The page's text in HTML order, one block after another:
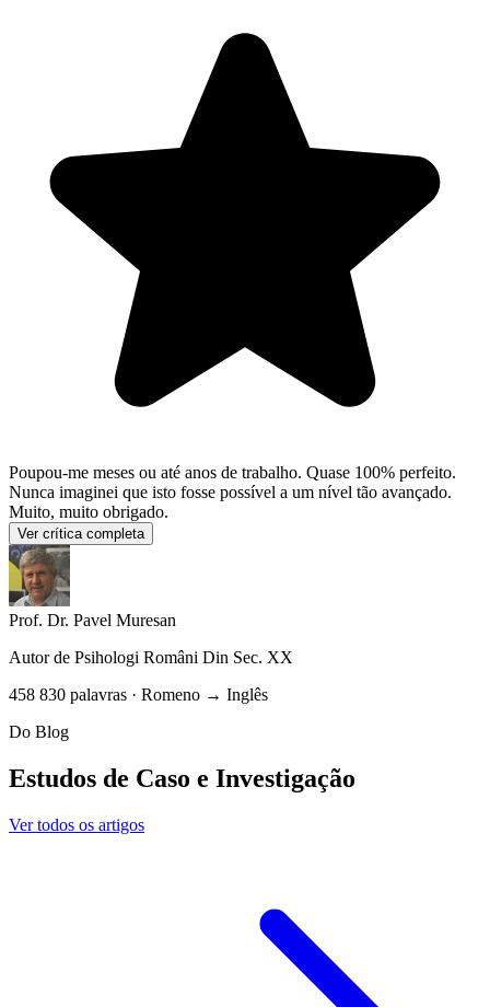
Poupou-me meses ou até anos de trabalho. Quase 100% perfeito.
Nunca imaginei que isto fosse possível a um nível tão avançado.
Muito, muito obrigado.
Ver crítica completa
Prof. Dr. Pavel Muresan
Autor de Psihologi Români Din Sec. XX
458 830 palavras · Romeno → Inglês
Do Blog
Estudos de Caso e Investigação
Ver todos os artigos